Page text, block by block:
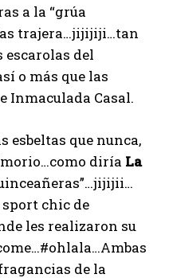
a la “grúa
trajera…jijijiji…tan
escarolas del
o más que las
Inmaculada Casal.
esbeltas que nunca,
diría La
chic de
les realizaron su
de la